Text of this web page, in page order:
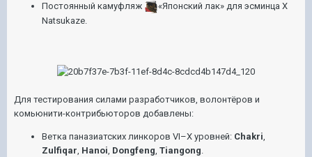
Постоянный камуфляж «Японский лак» для эсминца X
Natsukaze
Для тестирования силами разработчиков, волонтёров и
комьюнити-контрибьюторов добавлены:
Ветка паназиатских линкоров VI–X уровней: Chakri,
Zulfiqar, Hanoi, Dongfeng, Tiangong.